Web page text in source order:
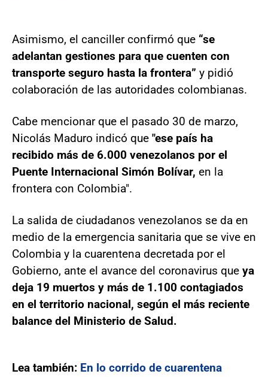
Asimismo, el canciller confirmó que “se
adelantan gestiones para que cuenten con
transporte seguro hasta la frontera” y pidió
colaboración de las autoridades colombianas.
Cabe mencionar que el pasado 30 de marzo,
Nicolás Maduro indicó que "ese país ha
recibido más de 6.000 venezolanos por el
Puente Internacional Simón Bolívar, en la
frontera con Colombia".
La salida de ciudadanos venezolanos se da en
medio de la emergencia sanitaria que se vive en
Colombia y la cuarentena decretada por el
Gobierno, ante el avance del coronavirus que ya
deja 19 muertos y más de 1.100 contagiados
en el territorio nacional, según el más reciente
balance del Ministerio de Salud.
Lea también: En lo corrido de cuarentena